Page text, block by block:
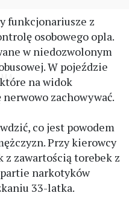
funkcjonariusze z
osobowego opla.
w niedozwolonym
W pojeździe
na widok
zachowywać.
co jest powodem
Przy kierowcy
z zawartością torebek z
narkotyków
33-latka.